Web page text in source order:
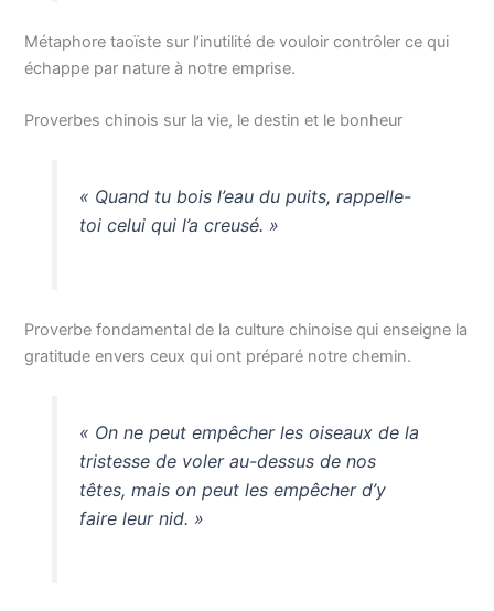
Métaphore taoïste sur l’inutilité de vouloir contrôler ce qui
échappe par nature à notre emprise.
Proverbes chinois sur la vie, le destin et le bonheur
« Quand tu bois l’eau du puits, rappelle-
toi celui qui l’a creusé. »
Proverbe fondamental de la culture chinoise qui enseigne la
gratitude envers ceux qui ont préparé notre chemin.
« On ne peut empêcher les oiseaux de la
tristesse de voler au-dessus de nos
têtes, mais on peut les empêcher d’y
faire leur nid. »